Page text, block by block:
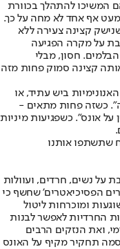
המשיכו להתהלך בכוורת
אף אחד לא מחה על כך.
קצינה צעירה ללא
על מקרה הפגיעה
חסון, מבלי
קצינה סמוק פחות מזה
ביש עתיד, או
כשזה פחות מתאים -
אונס". כשפגיעות מיניות
שתשתפו אותנו
על נשים, חרדים, ועוולות
הפסיכיאטרים' שחשף כי
ומוכרחות ליטול
החרדיות לאפשר לבנות
ואת הנזקים הרבים
תחקיר מקיף על האונס